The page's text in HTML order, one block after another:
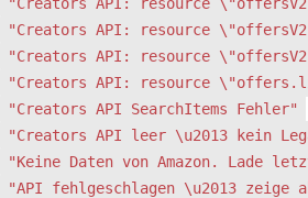
"Creators API: resource
"Creators API: resource
"Creators API: resource
"Creators API SearchItems Fehler"
"Creators API leer \u2013 kein
"Keine Daten von Amazon. Lade
"API fehlgeschlagen \u2013 zeige